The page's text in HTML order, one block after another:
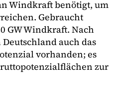
Windkraft benötigt, um
Gebraucht
GW Windkraft. Nach
auch das
vorhanden; es
zur